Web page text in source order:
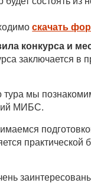
скачать
конкурса и
заключается в
тура мы
МИБС.
практической